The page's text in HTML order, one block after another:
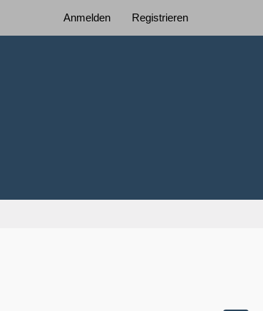
Anmelden Registrieren